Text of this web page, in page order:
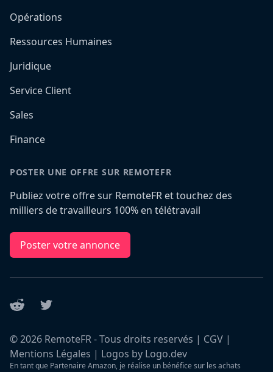
Opérations
Ressources Humaines
Juridique
Service Client
Sales
Finance
POSTER UNE OFFRE SUR REMOTEFR
Publiez votre offre sur RemoteFR et touchez des
milliers de travailleurs 100% en télétravail
Poster votre annonce
Reddit Twitter
©2026 RemoteFR - Tous droits reservés | CGV |
Mentions Légales | Logos by Logo.dev
En tant que Partenaire Amazon, je réalise un bénéfice sur les achats